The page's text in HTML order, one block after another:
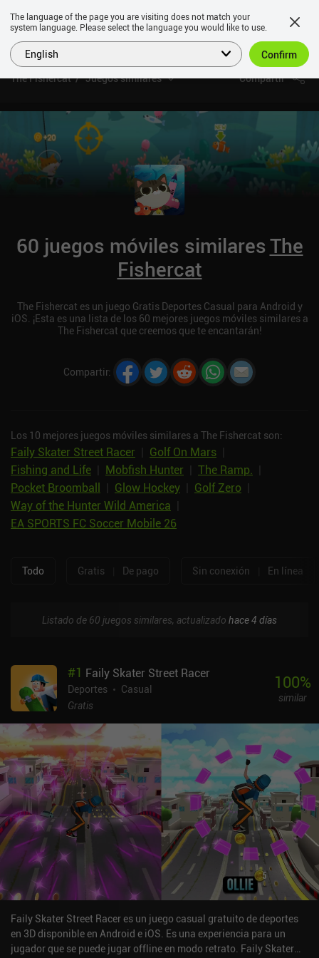
The Fishercat Juegos similares Compartir
60 juegos móviles similaresThe
Fishercat
The Fishercat es un juego Gratis Deportes Casual para Android y
iOS. ¡Esta es una lista de los 60 mejores juegos móviles similares a
The Fishercat que creemos que te encantarán!
Compartir:
Los 10 mejores juegos móviles similares a The Fishercat son:
Faily Skater Street Racer Golf On Mars
Fishing and Life
Mobfish Hunter The Ramp.
Pocket Broomball
Glow Hockey Golf Zero
Way of the Hunter Wild America
EA SPORTS FC Soccer Mobile 26
Todo Gratis De pago Sin conexión En línea
Listado de 60 juegos similares, actualizado hace 4 días
#1 Faily Skater Street Racer
Deportes
Casual
Gratis
100%
similar
Faily Skater Street Racer es un juego casual gratuito de deportes
en 3D disponible en Android e iOS. Es una experiencia para un
jugador que se puede jugar offline en modo retrato. Faily Skater
The language of the page you are visiting does not match your
system language. Please select the language you would like to use.
English Confirm